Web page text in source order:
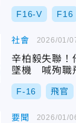
F16-V F16
社會
辛柏毅失聯！
墜機 喊殉職
F-16 飛官
2026/01/
要聞 2026/01/